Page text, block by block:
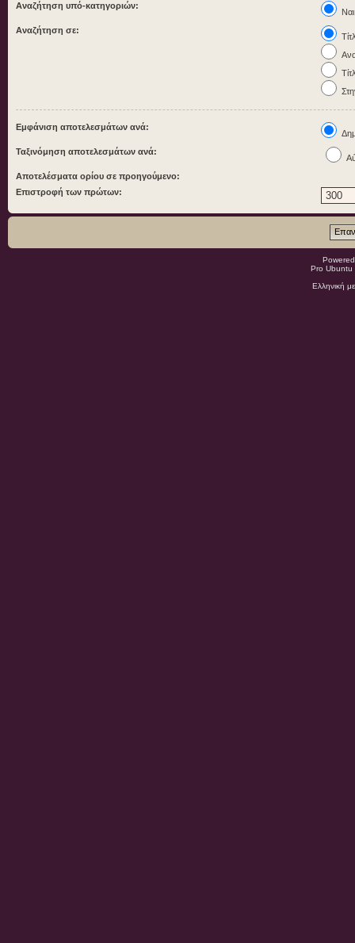
Αναζήτηση υπό-κατηγοριών:
Ναι
Αναζήτηση σε:
Εμφάνιση αποτελεσμάτων ανά:
Ταξινόμηση αποτελεσμάτων ανά:
Αποτελέσματα ορίου σε προηγούμενο:
Επιστροφή των πρώτων:
Pro
Ελληνική